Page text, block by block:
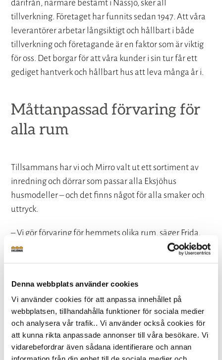
Denna webbplats använder cookies
Vi använder cookies för att anpassa innehållet på
webbplatsen, tillhandahålla funktioner för sociala medier
och analysera vår trafik.. Vi använder också cookies för
att kunna rikta anpassade annonser till våra besökare. Vi
vidarebefordrar även sådana identifierare och annan
därifrån, närmare bestämt i Nässjö, sker all
tillverkning. Företaget har funnits sedan 1947. Att våra
leverantörer arbetar långsiktigt och hållbart i både
tillverkning och företagande är en faktor som är viktig
för oss. Det borgar för att våra kunder i sin tur får ett
gediget hantverk och hållbart hus att leva många år i.
Måttanpassad förvaring för
alla rum
Tillsammans har vi och Mirro valt ut ett sortiment av
inredning och dörrar som passar alla Eksjöhus
husmodeller – och det finns något för alla smaker och
uttryck.
– Vi gör förvaring för hemmets olika rum, säger Frida.
Det betyder att vi har lösningar på förvaring för just din
måttanpassade, för att maximera förvaringsutrymmet.
Du får alltså en förvaringslösning som är helt anpassad
efter den yta och de behov du har att tillgå.
För den som står i begrepp att